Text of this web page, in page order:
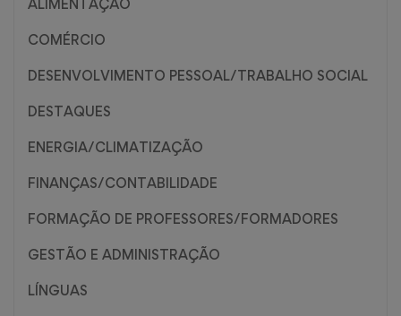
ALIMENTAÇÃO
COMÉRCIO
DESENVOLVIMENTO PESSOAL/TRABALHO SOCIAL
DESTAQUES
ENERGIA/CLIMATIZAÇÃO
FINANÇAS/CONTABILIDADE
FORMAÇÃO DE PROFESSORES/FORMADORES
GESTÃO E ADMINISTRAÇÃO
LÍNGUAS